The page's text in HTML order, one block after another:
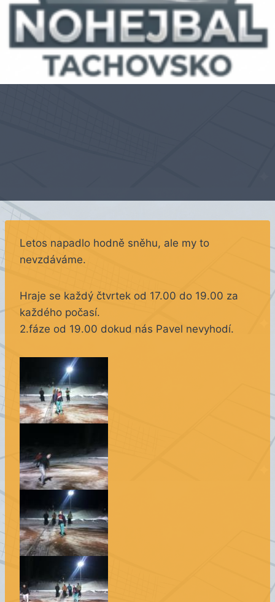
Letos napadlo hodně sněhu, ale my to
nevzdáváme.
Hraje se každý čtvrtek od 17.00 do 19.00 za
každého počasí.
2.fáze od 19.00 dokud nás Pavel nevyhodí.